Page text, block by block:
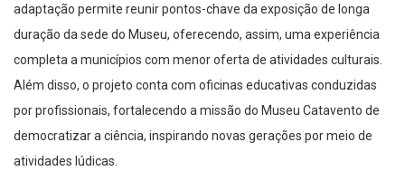
duração da sede do Museu, oferecendo, assim, uma experiência
completa a municípios com menor oferta de atividades culturais.
Além disso, o projeto conta com oficinas educativas conduzidas
por profissionais, fortalecendo a missão do Museu Catavento de
democratizar a ciência, inspirando novas gerações por meio de
atividades lúdicas.